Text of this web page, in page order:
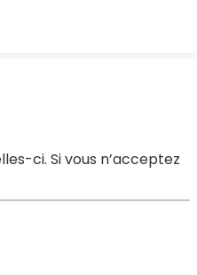
ci. Si vous n’acceptez